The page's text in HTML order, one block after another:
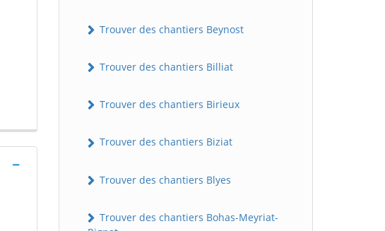
Trouver des chantiers Beynost
Trouver des chantiers Billiat
Trouver des chantiers Birieux
Trouver des chantiers Biziat
Trouver des chantiers Blyes
Trouver des chantiers Bohas-Meyriat-